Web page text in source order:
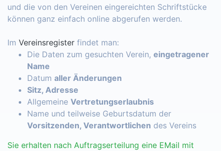
und die von den Vereinen eingereichten Schriftstücke
können ganz einfach online abgerufen werden.
Im Vereinsregister findet man:
Die Daten zum gesuchten Verein, eingetragener
Name
Datum aller Änderungen
Sitz, Adresse
Allgemeine Vertretungserlaubnis
Name und teilweise Geburtsdatum der
Vorsitzenden, Verantwortlichen des Vereins
Sie erhalten nach Auftragserteilung eine EMail mit